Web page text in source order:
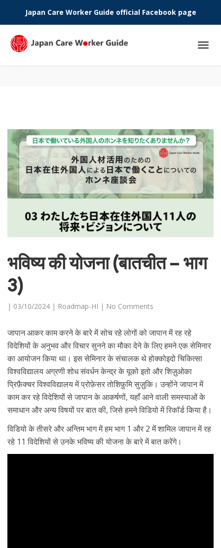
Phone:
Japan Care Worker Guide official Facebook page
भविष्य की योजना (बातचीत – भाग
3)
| 03/10/2024 | Roadmap-HI | No Comments
जापान आकर काम करने के बारे में सोच रहे लोगों को जापान में रह रहे
विदेशियों के अनुभव और विचार सुनने का मौका देने के लिए हमने एक सेमिनार
का आयोजन किया था। इस सेमिनार के संचालक थे होक्कोइदो चिकित्सा
विश्वविद्यालय अग्रणी शोध संवर्धन केन्द्र के यूको इतो और शिज़ुओका
प्रिफ़ैक्चर विश्वविद्यालय में प्रोफ़ेसर तोशिफ़ुमि सुज़ुकि। उन्होंने जापान में
काम कर रहे विदेशियों से जापान के आकर्षणों, यहाँ आने वाली समस्याओं के
समाधान और अन्य विषयों पर बात की, जिसे हमने विडियो में रिकॉर्ड किया है।
विडियो के तीसरे और अन्तिम भाग में हम भाग 1 और 2 में शामिल जापान में रह
रहे 11 विदेशियों से उनके भविष्य की योजना के बारे में बात करेंगे।